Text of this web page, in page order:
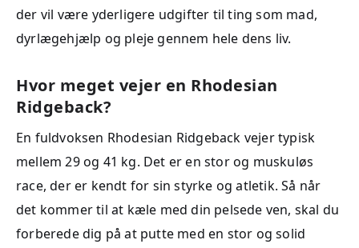
der vil være yderligere udgifter til ting som mad,
dyrlægehjælp og pleje gennem hele dens liv.
Hvor meget vejer en Rhodesian
Ridgeback?
En fuldvoksen Rhodesian Ridgeback vejer typisk
mellem 29 og 41 kg. Det er en stor og muskuløs
race, der er kendt for sin styrke og atletik. Så når
det kommer til at kæle med din pelsede ven, skal du
forberede dig på at putte med en stor og solid